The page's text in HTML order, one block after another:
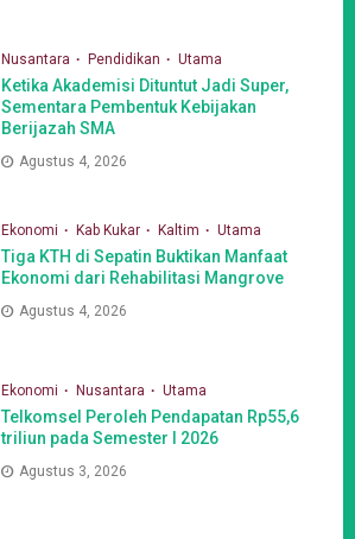
Nusantara Pendidikan Utama
Ketika Akademisi Dituntut Jadi Super,
Sementara Pembentuk Kebijakan
Berijazah SMA
Agustus 4, 2026
Ekonomi Kab Kukar Kaltim Utama
Tiga KTH di Sepatin Buktikan Manfaat
Ekonomi dari Rehabilitasi Mangrove
Agustus 4, 2026
Ekonomi Nusantara Utama
Telkomsel Peroleh Pendapatan Rp55,6
triliun pada Semester I 2026
Agustus 3, 2026